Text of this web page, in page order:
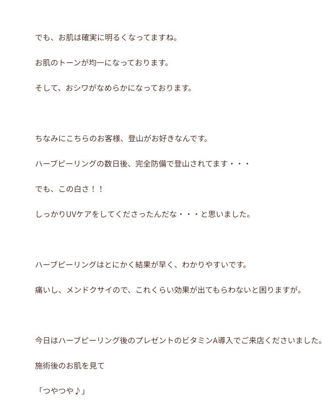
でも、お肌は確実に明るくなってますね。
お肌のトーンが均一になっております。
そして、おシワがなめらかになっております。
ちなみにこちらのお客様、登山がお好きなんです。
ハーブピーリングの数日後、完全防備で登山されてます・・・
でも、この白さ！！
しっかりUVケアをしてくださったんだな・・・と思いました。
ハーブピーリングはとにかく結果が早く、わかりやすいです。
痛いし、メンドクサイので、これくらい効果が出てもらわないと困りますが。
今日はハーブピーリング後のプレゼントのビタミンA導入でご来店くださいました。
施術後のお肌を見て
「つやつや♪」